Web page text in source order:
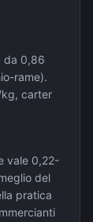
da 0,86
rame).
carter
vale 0,22-
del
pratica